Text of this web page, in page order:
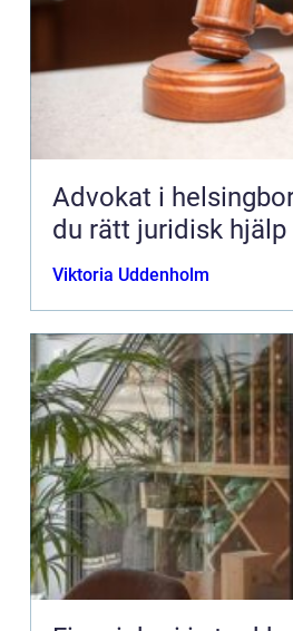
Advokat i helsingborg så
du rätt juridisk hjälp
Viktoria Uddenholm